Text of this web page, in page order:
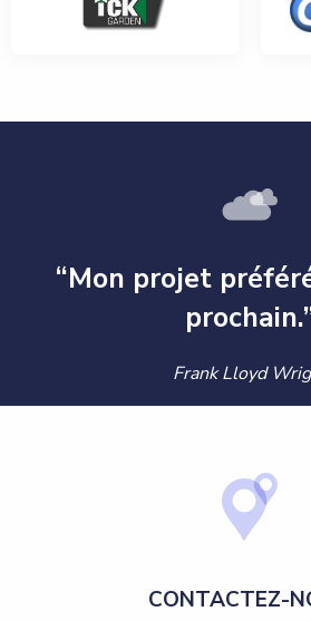
“Mon projet
prochain.
Frank Lloyd
CONTACTEZ-